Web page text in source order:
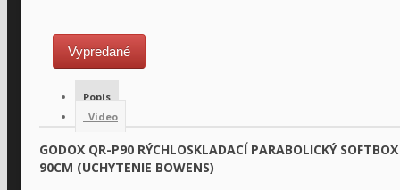
Vypredané
Popis
Video
GODOX QR-P90 RÝCHLOSKLADACÍ PARABOLICKÝ SOFTBOX
90CM (UCHYTENIE BOWENS)